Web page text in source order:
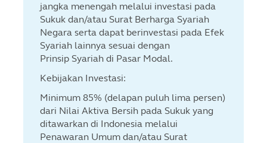
jangka menengah melalui investasi pada
Sukuk dan/atau Surat Berharga Syariah
Negara serta dapat berinvestasi pada Efek
Syariah lainnya sesuai dengan
Prinsip Syariah di Pasar Modal.
Kebijakan Investasi:
Minimum 85% (delapan puluh lima persen)
dari Nilai Aktiva Bersih pada Sukuk yang
ditawarkan di Indonesia melalui
Penawaran Umum dan/atau Surat